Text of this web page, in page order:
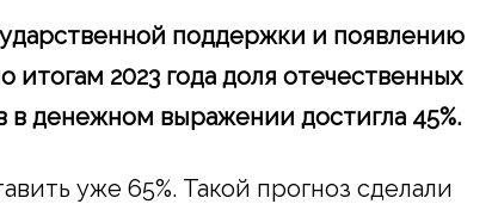
поддержки и появлению
итогам 2023 года доля отечественных
в денежном выражении достигла 45%.
уже 65%. Такой прогноз сделали